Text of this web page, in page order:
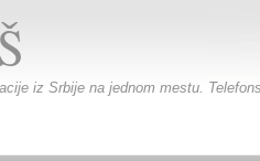
iz Srbije na jednom mestu.